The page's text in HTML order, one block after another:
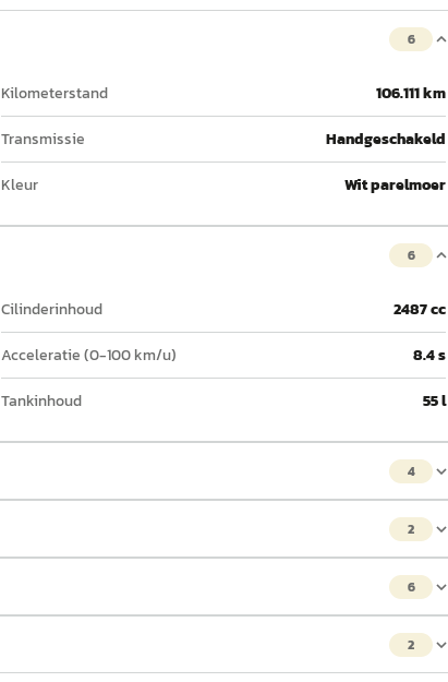
6
Kilometerstand
106.111 km
Transmissie
Handgeschakeld
Kleur Wit parelmoer
6
Cilinderinhoud
2487 cc
Acceleratie (0-100 km/u)
8.4 s
Tankinhoud 55 l
4
2
6
2